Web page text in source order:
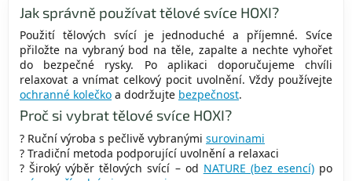
c
í
p
r
v
k
y
v
p
i
á
n
í
Jak správně používat tělové svíce HOXI?
Použití tělových svící je jednoduché a příjemné. Svíce
přiložte na vybraný bod na těle, zapalte a nechte vyhořet
do bezpečné rysky. Po aplikaci doporučujeme chvíli
relaxovat a vnímat celkový pocit uvolnění. Vždy používejte
ochranné kolečko a dodržujte bezpečnost.
Proč si vybrat tělové svíce HOXI?
? Ruční výroba s pečlivě vybranými surovinami
? Tradiční metoda podporující uvolnění a relaxaci
? Široký výběr tělových svící – od NATURE (bez esencí)po